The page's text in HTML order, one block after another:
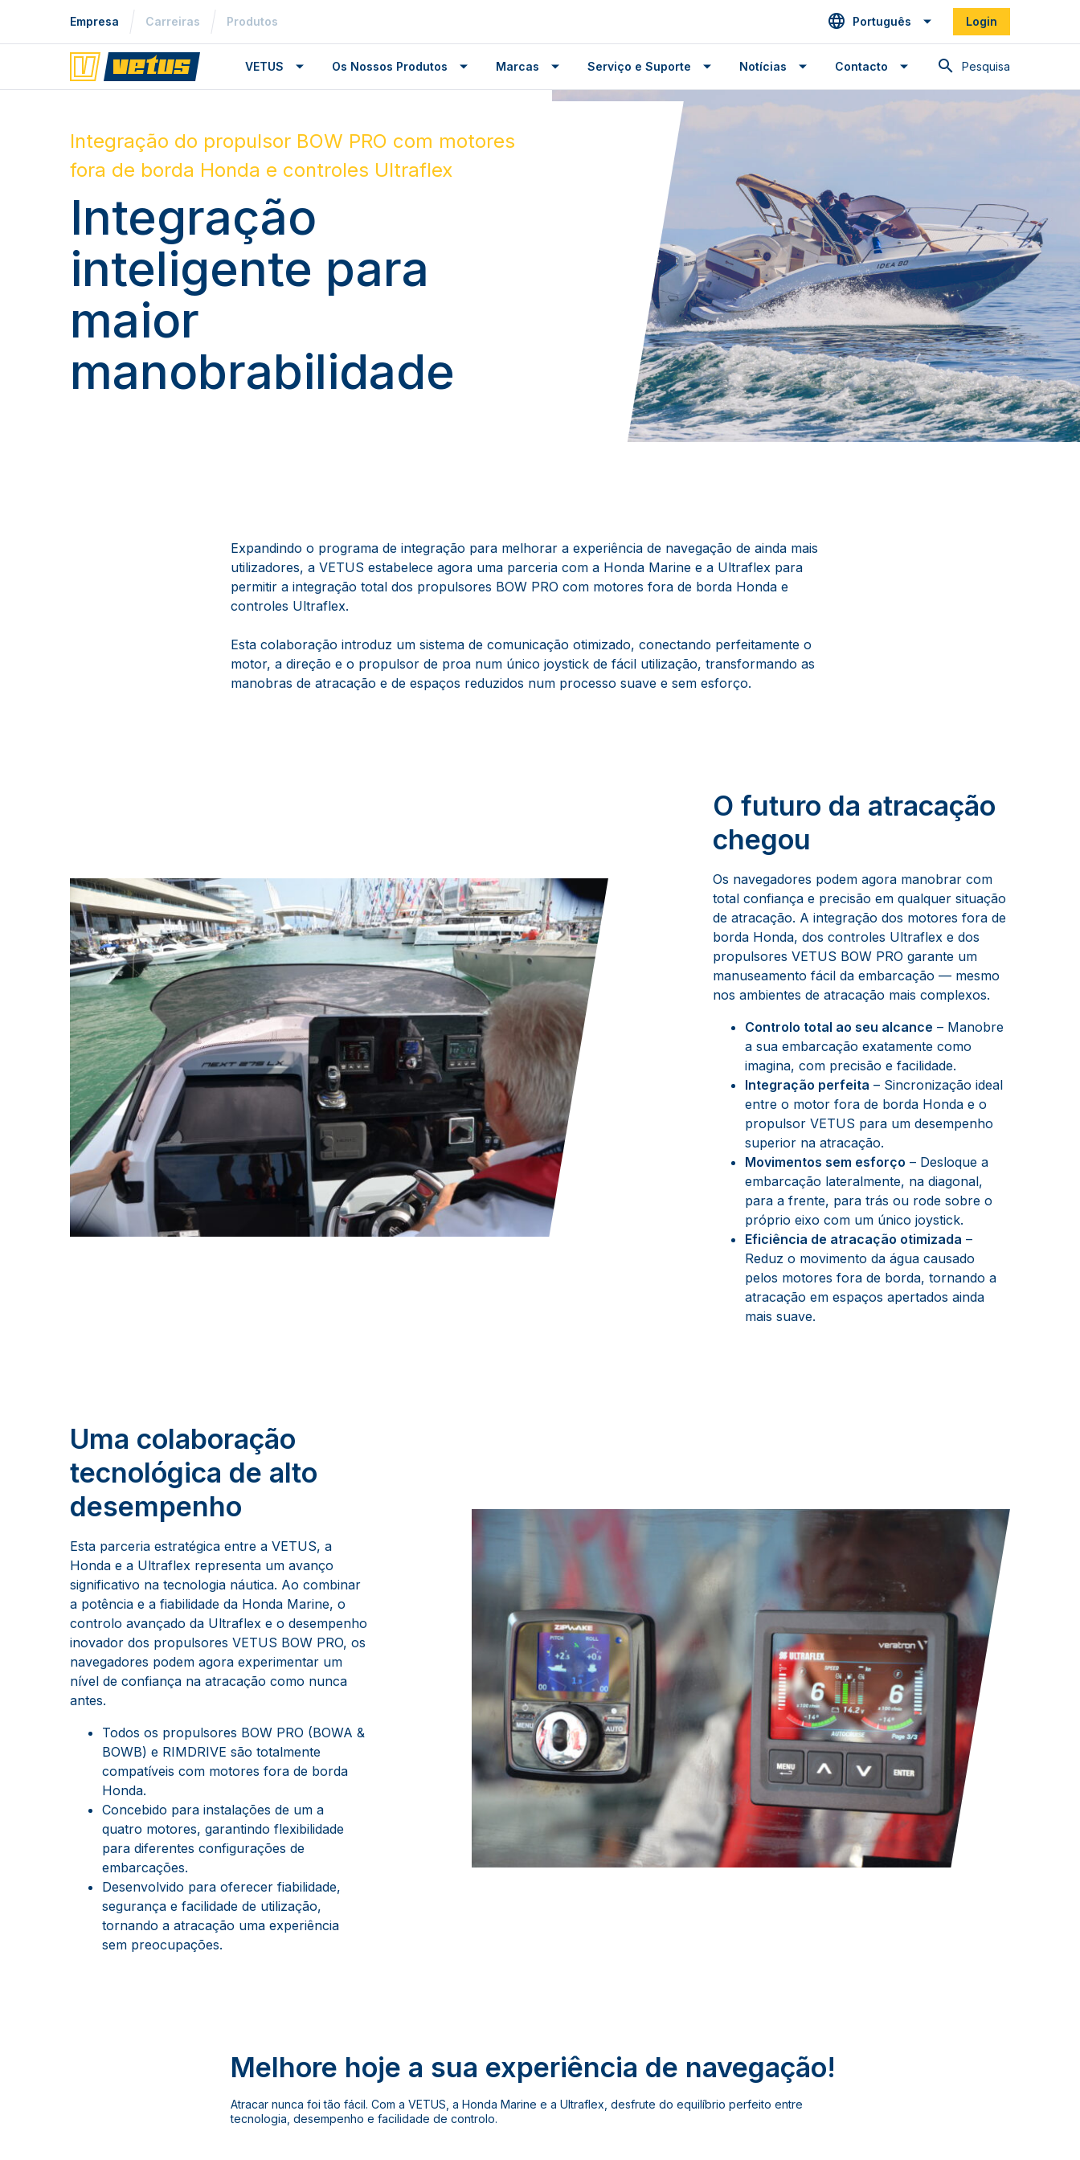
Empresa Carreiras Produtos Português Login
Pesquisa
VETUS Os Nossos Produtos Marcas Serviço e Suporte Notícias Contacto
Integração do propulsor BOW PRO com motores
fora de borda Honda e controles Ultraflex
Integração
inteligente para
maior
manobrabilidade
Expandindo o programa de integração para melhorar a experiência de navegação de ainda mais
utilizadores, a VETUS estabelece agora uma parceria com a Honda Marine e a Ultraflex para
permitir a integração total dos propulsores BOW PRO com motores fora de borda Honda e
controles Ultraflex.
Esta colaboração introduz um sistema de comunicação otimizado, conectando perfeitamente o
motor, a direção e o propulsor de proa num único joystick de fácil utilização, transformando as
manobras de atracação e de espaços reduzidos num processo suave e sem esforço.
O futuro da atracação
chegou
Os navegadores podem agora manobrar com
total confiança e precisão em qualquer situação
de atracação. A integração dos motores fora de
borda Honda, dos controles Ultraflex e dos
propulsores VETUS BOW PRO garante um
manuseamento fácil da embarcação — mesmo
nos ambientes de atracação mais complexos.
Controlo total ao seu alcance – Manobre
a sua embarcação exatamente como
imagina, com precisão e facilidade.
Integração perfeita – Sincronização ideal
entre o motor fora de borda Honda e o
propulsor VETUS para um desempenho
superior na atracação.
Movimentos sem esforço – Desloque a
embarcação lateralmente, na diagonal,
para a frente, para trás ou rode sobre o
próprio eixo com um único joystick.
Eficiência de atracação otimizada –
Reduz o movimento da água causado
pelos motores fora de borda, tornando a
atracação em espaços apertados ainda
mais suave.
Uma colaboração
tecnológica de alto
desempenho
Esta parceria estratégica entre a VETUS, a
Honda e a Ultraflex representa um avanço
significativo na tecnologia náutica. Ao combinar
a potência e a fiabilidade da Honda Marine, o
controlo avançado da Ultraflex e o desempenho
inovador dos propulsores VETUS BOW PRO, os
navegadores podem agora experimentar um
nível de confiança na atracação como nunca
antes.
Todos os propulsores BOW PRO (BOWA &
BOWB) e RIMDRIVE são totalmente
compatíveis com motores fora de borda
Honda.
Concebido para instalações de um a
quatro motores, garantindo flexibilidade
para diferentes configurações de
embarcações.
Desenvolvido para oferecer fiabilidade,
segurança e facilidade de utilização,
tornando a atracação uma experiência
sem preocupações.
Melhore hoje a sua experiência de navegação!
Atracar nunca foi tão fácil. Com a VETUS, a Honda Marine e a Ultraflex, desfrute do equilíbrio perfeito entre
tecnologia, desempenho e facilidade de controlo.